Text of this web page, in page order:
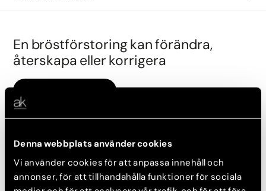
Denna webbplats använder cookies
Vi använder cookies för att anpassa innehåll och
annonser, för att tillhandahålla funktioner för sociala
En bröstförstoring kan förändra,
återskapa eller korrigera
Idag går det att förändra bröst på kirurgisk väg till ett mycket
förbättra bröstens form och storlek. Många kvinnor upplever
åren.
Det här gör vi bra: